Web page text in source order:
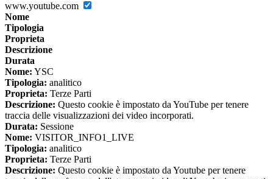
www.youtube.com
Nome
Tipologia
Proprieta
Descrizione
Durata
Nome: YSC
Tipologia: analitico
Proprieta: Terze Parti
Descrizione: Questo cookie è impostato da YouTube per tenere
traccia delle visualizzazioni dei video incorporati.
Durata: Sessione
Nome: VISITOR_INFO1_LIVE
Tipologia: analitico
Proprieta: Terze Parti
Descrizione: Questo cookie è impostato da Youtube per tenere